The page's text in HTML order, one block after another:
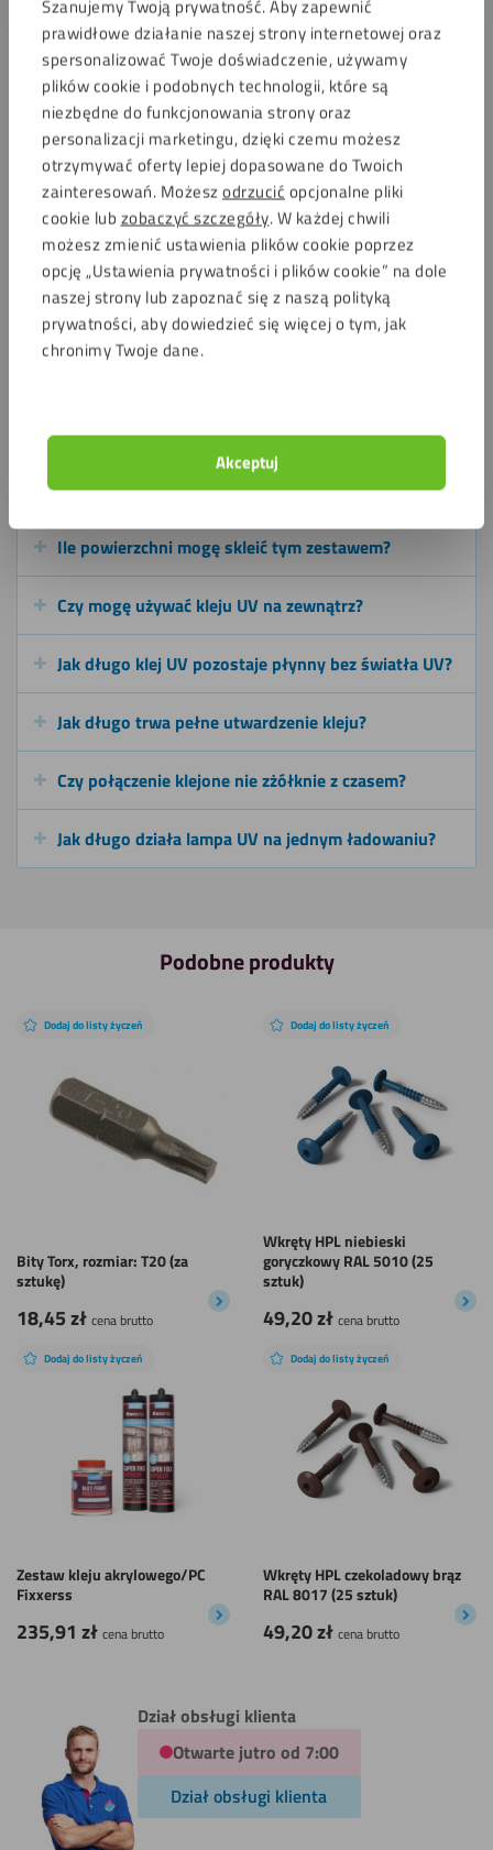
Szanujemy Twoją prywatność. Aby zapewnić
prawidłowe działanie naszej strony internetowej oraz
spersonalizować Twoje doświadczenie, używamy
plików cookie i podobnych technologii, które są
niezbędne do funkcjonowania strony oraz
personalizacji marketingu, dzięki czemu możesz
otrzymywać oferty lepiej dopasowane do Twoich
zainteresowań. Możesz odrzucić opcjonalne pliki
cookie lub zobaczyć szczegóły. W każdej chwili
możesz zmienić ustawienia plików cookie poprzez
opcję „Ustawienia prywatności i plików cookie” na dole
naszej strony lub zapoznać się z naszą polityką
prywatności, aby dowiedzieć się więcej o tym, jak
chronimy Twoje dane.
Akceptuj
precisie essentieel is.
Geschikt voor gebruik met transparant acryl, plexiglas en
polycarbonaat.
Je kunt het gebruiken voor vitrines of etalages. Het is ook
ideaal voor presentatiemateriaal en -hoezen.
Het is ook geweldig om mee te modelleren. Voor
decoraties, fotolijsten en borden.
Helpt bij het repareren van bestaande acrylconstructies.
Dit is de perfecte starterskit. Wil je beginnen met het
lijmen van acrylverf? Wil je het uithardingsproces van je
lijm controleren met UV-licht? Dan is deze kit iets voor
jou.
Czy Fixxerss Podstawowy Zestaw Kleju Akrylowego
działa ze wszystkimi tworzywami?
Ile powierzchni mogę skleić tym zestawem?
Czy mogę używać kleju UV na zewnątrz?
Jak długo klej UV pozostaje płynny bez światła UV?
Jak długo trwa pełne utwardzenie kleju?
Czy połączenie klejone nie zżółknie z czasem?
Jak długo działa lampa UV na jednym ładowaniu?
Podobne produkty
Dodaj do listy życzeń
Bity Torx, rozmiar: T20 (za
sztukę)
18,45zł cena brutto
Dodaj do listy życzeń
Wkręty HPL niebieski
goryczkowy RAL 5010 (25
sztuk)
49,20zł cena brutto
Dodaj do listy życzeń
Zestaw kleju akrylowego/PC
Fixxerss
235,91 zł cena brutto
Dodaj do listy życzeń
Wkręty HPL czekoladowy brąz
RAL 8017 (25 sztuk)
49,20zł cena brutto
Dział obsługi klienta
Otwarte jutro od 7:00
Dział obsługi klienta